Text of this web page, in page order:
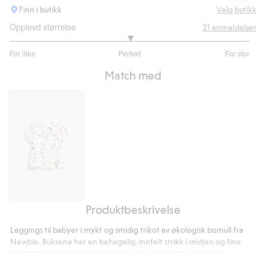
Finn i butikk
Velg butikk
Opplevd størrelse
For liten Perfekt For stor
av
21 anmeldelser
Match med
markjordbærmønster
Produktbeskrivelse
Leggings til babyer i mykt og smidig trikot av økologisk bomull fra
Newbie. Buksene har en behagelig, innfelt strikk i midjen og fine